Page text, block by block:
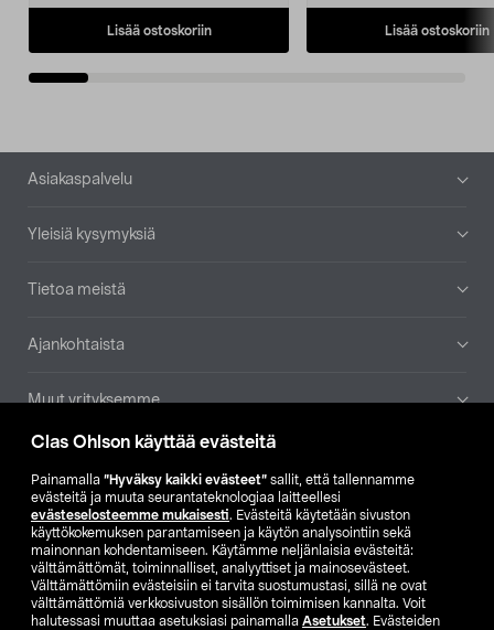
Clas Ohlson käyttää evästeitä
Painamalla ”Hyväksy kaikki evästeet” sallit, että tallennamme
evästeitä ja muuta seurantateknologiaa laitteellesi
evästeselosteemme mukaisesti. Evästeitä käytetään sivuston
käyttökokemuksen parantamiseen ja käytön analysointiin sekä
mainonnan kohdentamiseen. Käytämme neljänlaisia evästeitä:
välttämättömät, toiminnalliset, analyyttiset ja mainosevästeet.
Välttämättömiin evästeisiin ei tarvita suostumustasi, sillä ne ovat
välttämättömiä verkkosivuston sisällön toimimisen kannalta. Voit
halutessasi muuttaa asetuksiasi painamalla Asetukset. Evästeiden
Lisää ostoskoriin Lisää ostoskoriin
Alatunniste
Asiakaspalvelu
Yleisiä kysymyksiä
Tietoa meistä
Ajankohtaista
Muut yrityksemme
Etsi myymälä
SE NO FI
FI SV